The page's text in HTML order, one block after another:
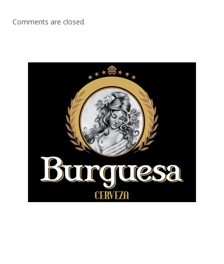
Comments are closed.